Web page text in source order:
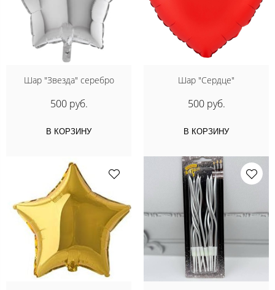
Шар "Звезда" серебро
500 руб.
В КОРЗИНУ
Шар "Сердце"
500 руб.
В КОРЗИНУ